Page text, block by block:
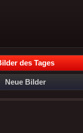
des Tages
Neue Bilder